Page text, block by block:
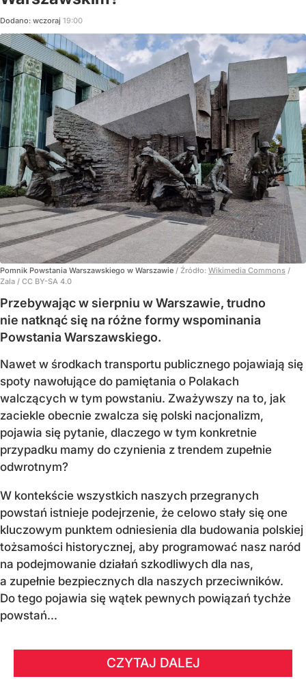
Dodano: wczoraj 19:00
Pomnik Powstania Warszawskiego w Warszawie / Źródło: Wikimedia Commons /
Zala / CC BY-SA 4.0
Przebywając w sierpniu w Warszawie, trudno
nie natknąć się na różne formy wspominania
Powstania Warszawskiego.
Nawet w środkach transportu publicznego pojawiają się
spoty nawołujące do pamiętania o Polakach
walczących w tym powstaniu. Zważywszy na to, jak
zaciekle obecnie zwalcza się polski nacjonalizm,
pojawia się pytanie, dlaczego w tym konkretnie
przypadku mamy do czynienia z trendem zupełnie
odwrotnym?
W kontekście wszystkich naszych przegranych
powstań istnieje podejrzenie, że celowo stały się one
kluczowym punktem odniesienia dla budowania polskiej
tożsamości historycznej, aby programować nasz naród
na podejmowanie działań szkodliwych dla nas,
a zupełnie bezpiecznych dla naszych przeciwników.
Do tego pojawia się wątek pewnych powiązań tychże
powstań...
CZYTAJ DALEJ